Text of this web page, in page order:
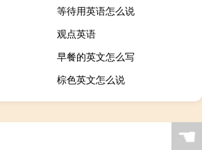
等待用英语怎么说
观点英语
早餐的英文怎么写
棕色英文怎么说
☚